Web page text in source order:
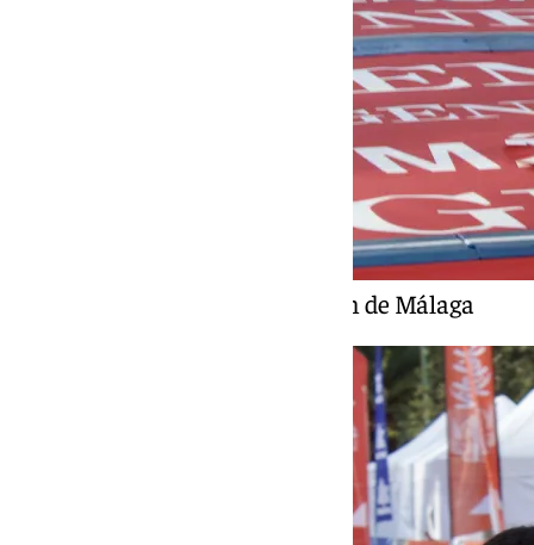
Un momento de la Maratón de Málaga